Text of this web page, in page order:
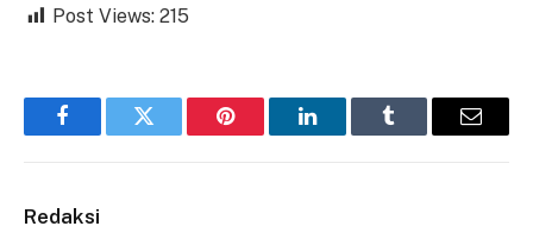
Post Views: 215
FacebookTwitter Pinterest LinkedInTumblr Email
Redaksi